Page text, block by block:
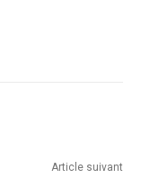
Article suivant